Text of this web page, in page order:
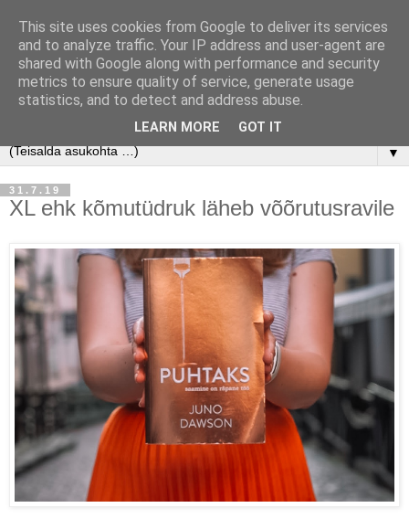
▼
31.7.19
XL ehk kõmutüdruk läheb võõrutusravile
This site uses cookies from Google to deliver its services
and to analyze traffic. Your IP address and user-agent are
shared with Google along with performance and security
metrics to ensure quality of service, generate usage
statistics, and to detect and address abuse.
LEARN MORE GOT IT